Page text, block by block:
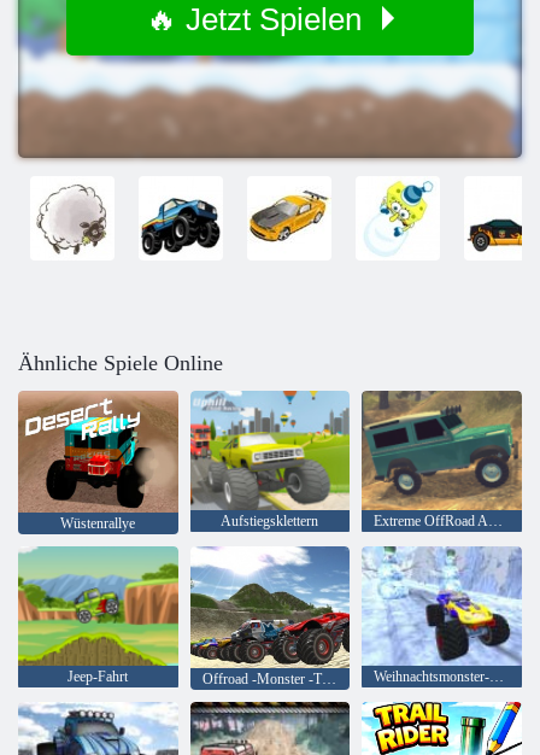
🔥 Jetzt Spielen
Ähnliche Spiele Online
Wüstenrallye Aufstiegsklettern Extreme OffRoad Autos
Jeep-Fahrt Offroad -Monster -Trucks Weihnachtsmonster-LKW